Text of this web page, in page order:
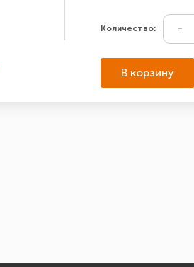
Количество:
В корзину